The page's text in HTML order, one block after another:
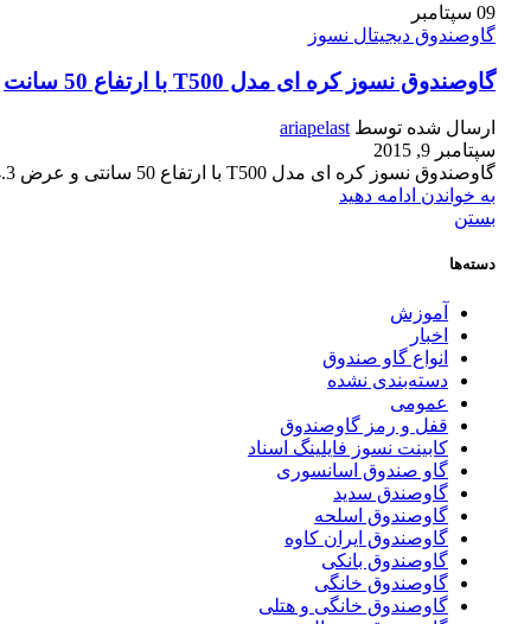
09 سپتامبر
گاوصندوق دیجیتال نسوز
گاوصندوق نسوز کره ای مدل T500 با ارتفاع 50 سانت
ارسال شده توسط ariapelast
سپتامبر 9, 2015
گاوصندوق نسوز کره ای مدل T500 با ارتفاع 50 سانتی و عرض 34.3 سانتی عمق 40 سانتی و وزن 55 کیلوگرمی مناسب برای مصارف خانگی ،اداری و شرکت ه...
به خواندن ادامه دهید
بستن
دسته‌ها
آموزش
اخبار
انواع گاو صندوق
دسته‌بندی نشده
عمومی
قفل و رمز گاوصندوق
کابینت نسوز فایلینگ اسناد
گاو صندوق اسانسوری
گاوصندق سدید
گاوصندوق اسلحه
گاوصندوق ایران کاوه
گاوصندوق بانکی
گاوصندوق خانگی
گاوصندوق خانگی و هتلی